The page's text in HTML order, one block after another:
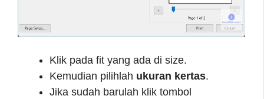
Klik pada fit yang ada di size.
Kemudian pilihlah ukuran kertas.
Jika sudah barulah klik tombol